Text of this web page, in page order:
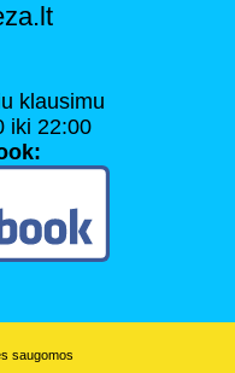
klausimu
iki 22:00
saugomos